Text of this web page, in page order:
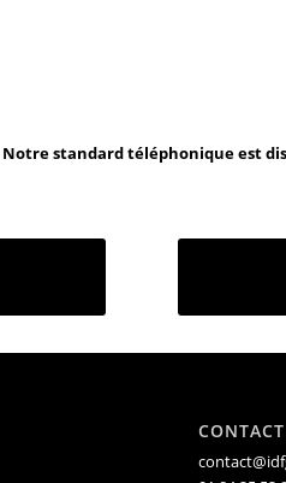
Notre standard téléphonique est
CONTACT